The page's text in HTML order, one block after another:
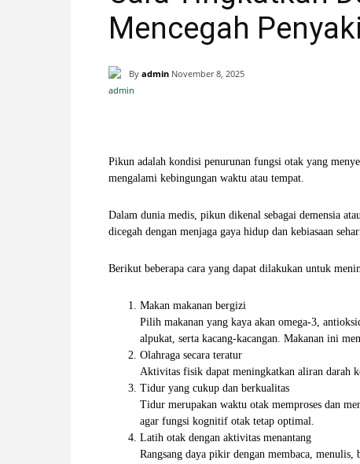
A
S
T
E
W
A
Mencegah
By admin November 8, 2025
Pikun adalah kondisi penurunan fungsi otak yang
mengalami kebingungan waktu atau tempat.
Dalam dunia medis, pikun dikenal sebagai demensia
dicegah dengan menjaga gaya hidup dan kebiasaan
Berikut beberapa cara yang dapat dilakukan untuk
Makan makanan bergizi
Pilih makanan yang kaya akan omega-3,
alpukat, serta kacang-kacangan. Makanan ini
Olahraga secara teratur
Aktivitas fisik dapat meningkatkan aliran darah
Tidur yang cukup dan berkualitas
Tidur merupakan waktu otak memproses dan
agar fungsi kognitif otak tetap optimal.
Latih otak dengan aktivitas menantang
Rangsang daya pikir dengan membaca,